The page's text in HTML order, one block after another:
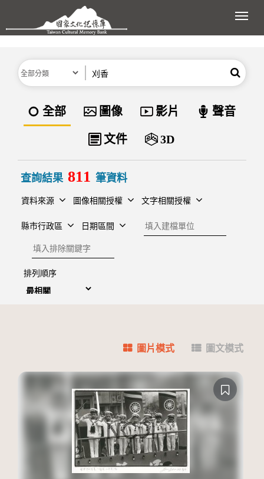
跳到主要內容區塊
展
分類 搜尋
資料類型
全部 圖像 影片 聲音
文件 3D
查詢結果 811 筆資料
資料來源 圖像相關授權 文字相關授權
縣市行政區 日期區間
建檔單位
排除關鍵字
排列順序
圖片模式 圖文模式